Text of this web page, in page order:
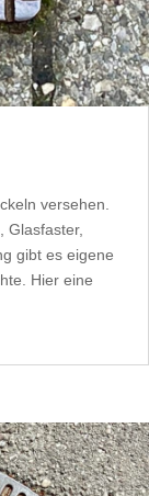
versehen.
Glasfaster,
gibt es eigene
Hier eine